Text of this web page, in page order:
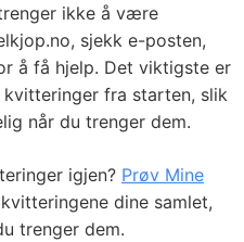
ikke å være
sjekk e-posten,
å få hjelp. Det viktigste er
fra starten, slik
når du trenger dem.
igjen? Prøv Mine
dine samlet,
trenger dem.